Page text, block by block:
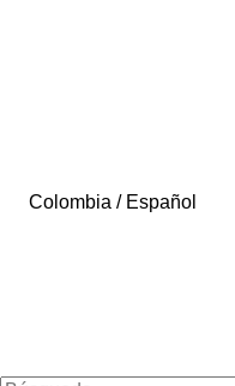
Colombia / Español